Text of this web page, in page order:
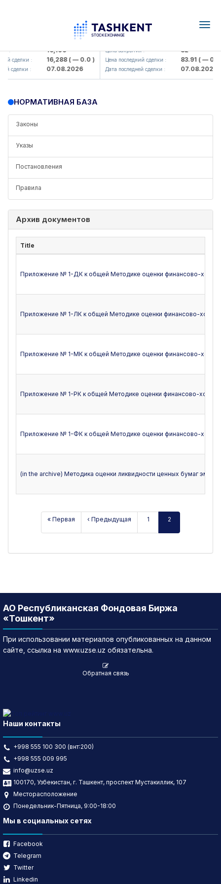
: 16,100
сделки : 16,288( — 0.0 )
сделки : 07.08.2026
KFSK (<Kafolat sug'urta
Цена закрытия : 82
Цена последний сделки : 83.91( — 0.0
Дата последней сделки : 07.08.2026
НОРМАТИВНАЯ БАЗА
Законы
Указы
Постановления
Правила
Архив документов
Title
Приложение № 1-ДК к общей Методике оценки финансово-
Приложение № 1-ЛК к общей Методике оценки финансово-
Приложение № 1-МК к общей Методике оценки финансово-
Приложение № 1-РК к общей Методике оценки финансово-
Приложение № 1-ФК к общей Методике оценки финансово-
(in the archive) Методика оценки ликвидности ценных бумаг
« Первая ‹ Предыдущая 1 2
АО Республиканская Фондовая Биржа
«Тошкент»
При использовании материалов опубликованных на данном
сайте, ссылка на www.uzse.uz обязательна.
Обратная связь
Наши контакты
+998 555 100 300 (внт:200)
+998 555 009 995
info@uzse.uz
100170, Узбекистан, г. Ташкент, проспект Мустакиллик, 107
Месторасположение
Понедельник-Пятница, 9:00-18:00
Мы в социальных сетях
Facebook
Telegram
Twitter
Linkedin